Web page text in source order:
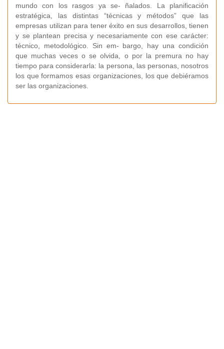
mundo con los rasgos ya se- ñalados. La planiﬁcación
estratégica, las distintas “técnicas y métodos” que las
empresas utilizan para tener éxito en sus desarrollos, tienen
y se plantean precisa y necesariamente con ese carácter:
técnico, metodológico. Sin em- bargo, hay una condición
que muchas veces o se olvida, o por la premura no hay
tiempo para considerarla: la persona, las personas, nosotros
los que formamos esas organizaciones, los que debiéramos
ser las organizaciones.